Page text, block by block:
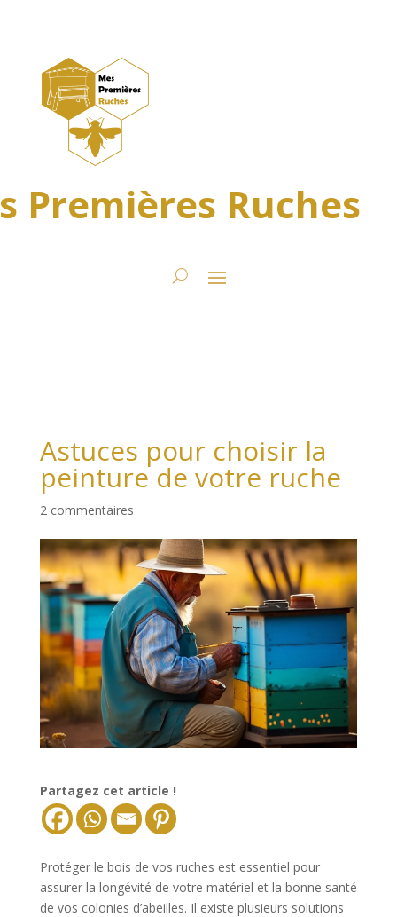
Premières Ruches
Astuces pour choisir la
peinture de votre ruche
2 commentaires
Partagez cet article !
Protéger le bois de vos ruches est essentiel pour
assurer la longévité de votre matériel et la bonne santé
de vos colonies d’abeilles. Il existe plusieurs solutions